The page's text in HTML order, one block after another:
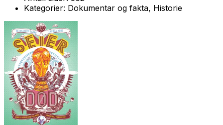
Kategorier: Dokumentar og fakta, Historie